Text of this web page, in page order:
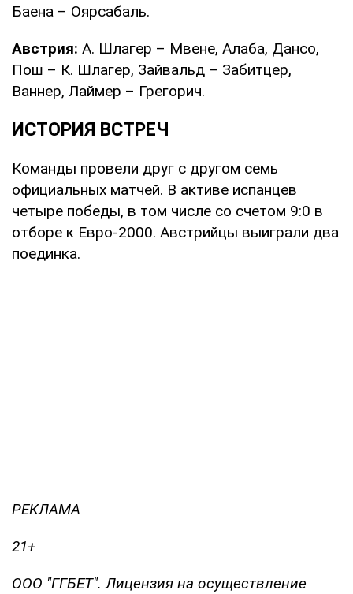
Баена – Оярсабаль.
Австрия: А. Шлагер – Мвене, Алаба, Дансо,
Пош – К. Шлагер, Зайвальд – Забитцер,
Ваннер, Лаймер – Грегорич.
ИСТОРИЯ ВСТРЕЧ
Команды провели друг с другом семь
официальных матчей. В активе испанцев
четыре победы, в том числе со счетом 9:0 в
отборе к Евро-2000. Австрийцы выиграли два
поединка.
РЕКЛАМА
21+
ООО "ГГБЕТ". Лицензия на осуществление